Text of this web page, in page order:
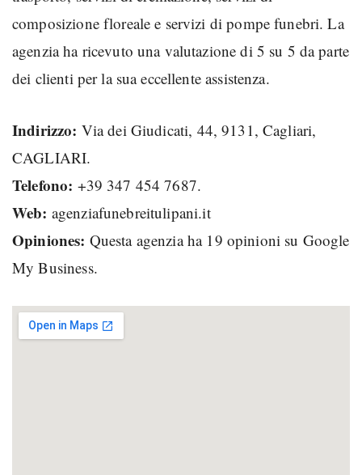
composizione floreale e servizi di pompe funebri. La
agenzia ha ricevuto una valutazione di 5 su 5 da parte
dei clienti per la sua eccellente assistenza.
Indirizzo: Via dei Giudicati, 44, 9131, Cagliari,
CAGLIARI.
Telefono: +39 347 454 7687.
Web: agenziafunebreitulipani.it
Opiniones: Questa agenzia ha 19 opinioni su Google
My Business.